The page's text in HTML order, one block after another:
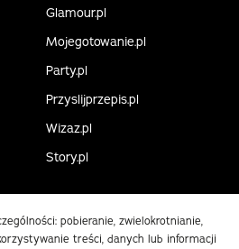
Glamour.pl
Mojegotowanie.pl
Party.pl
Przyslijprzepis.pl
Wizaz.pl
Story.pl
pobieranie, zwielokrotnianie,
treści, danych lub informacji